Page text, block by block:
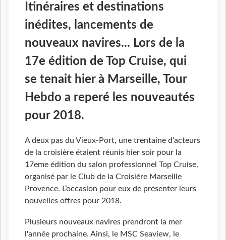
Itinéraires et destinations
inédites, lancements de
nouveaux navires... Lors de la
17e édition de Top Cruise, qui
se tenait hier à Marseille, Tour
Hebdo a reperé les nouveautés
pour 2018.
A deux pas du Vieux-Port, une trentaine d’acteurs
de la croisière étaient réunis hier soir pour la
17eme édition du salon professionnel Top Cruise,
organisé par le Club de la Croisière Marseille
Provence. L’occasion pour eux de présenter leurs
nouvelles offres pour 2018.
Plusieurs nouveaux navires prendront la mer
l'année prochaine. Ainsi, le MSC Seaview, le